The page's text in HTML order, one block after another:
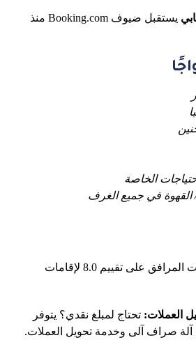
يستقبل ضيوف Booking.com منذ
الخاصة
القهوة في جميع الغرف
خيار جيّد للأزواج، حصلت المرافق على تقييم 8.0 لإقامات
العملات: تحتاج لمبلغ نقدي؟ يتوفر
آلة صراف آلى وخدمة تحويل العملات.